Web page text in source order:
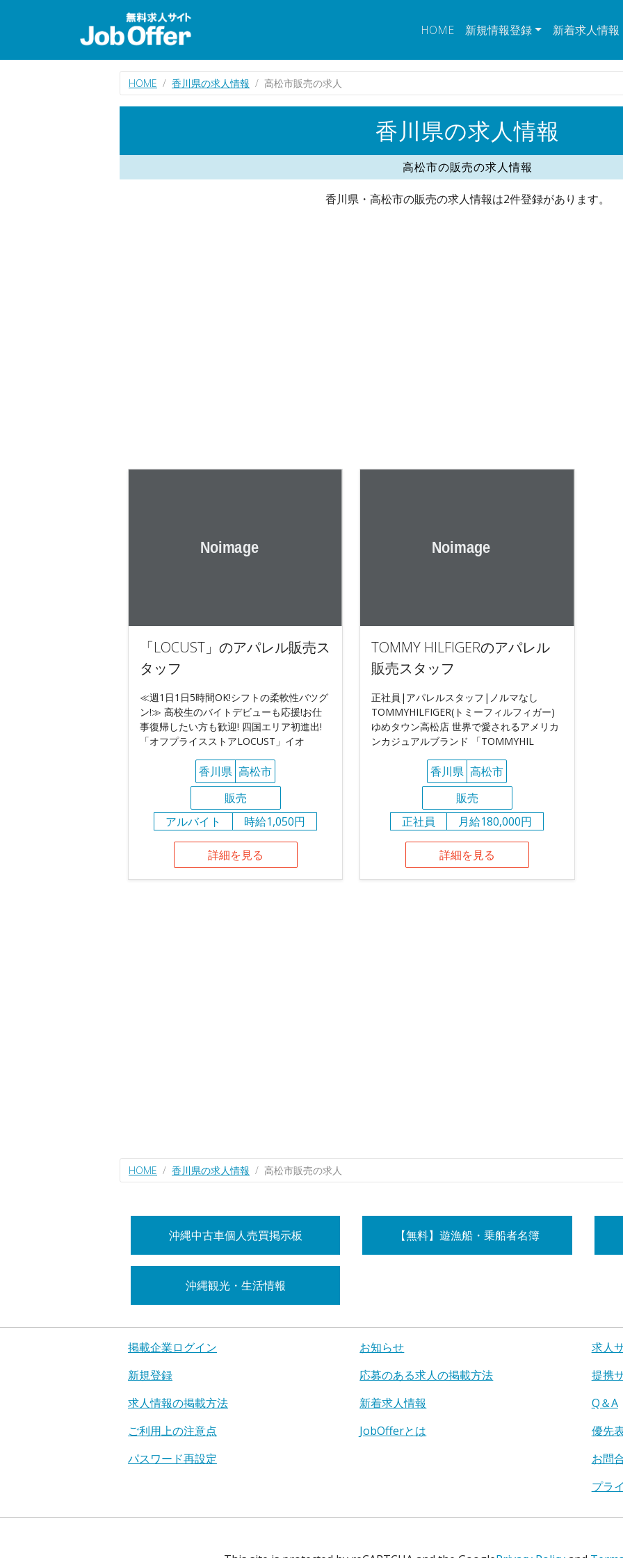
HOME 新規情報登録 新着求人情報
HOME 香川県の求人情報 高松市販売の求人
香川県の求人情報
高松市の販売の求人情報
香川県・高松市の販売の求人情報は2件登録があります。
「LOCUST」のアパレル販売ス
タッフ
≪週1日1日5時間OK!シフトの柔軟性バツグ
ン!≫ 高校生のバイトデビューも応援!お仕
事復帰したい方も歓迎! 四国エリア初進出!
「オフプライスストアLOCUST」イオ
香川県 高松市
販売
アルバイト
時給1,050円
詳細を見る
TOMMY HILFIGERのアパレル
販売スタッフ
正社員|アパレルスタッフ|ノルマなし
TOMMYHILFIGER(トミーフィルフィガー)
ゆめタウン高松店 世界で愛されるアメリカ
ンカジュアルブランド 「TOMMYHIL
香川県 高松市
販売
正社員
月給180,000円
詳細を見る
HOME 香川県の求人情報 高松市販売の求人
沖縄中古車個人売買掲示板 【無料】遊漁船・乗船者名簿
沖縄観光・生活情報
掲載企業ログイン
新規登録
求人情報の掲載方法
ご利用上の注意点
パスワード再設定
お知らせ
応募のある求人の掲載方法
新着求人情報
JobOfferとは
求人
提携
Q＆A
優先
お問
プラ